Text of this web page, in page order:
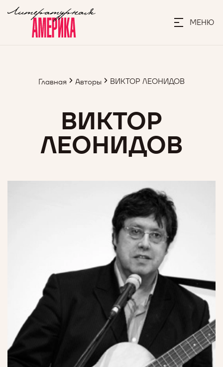
МЕНЮ
ВИКТОР
ЛЕОНИДОВ
Главная Авторы ВИКТОР ЛЕОНИДОВ